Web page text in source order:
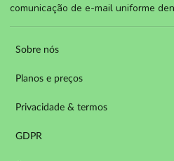
comunicação de e-mail uniforme
Sobre nós
Planos e preços
Privacidade & termos
GDPR